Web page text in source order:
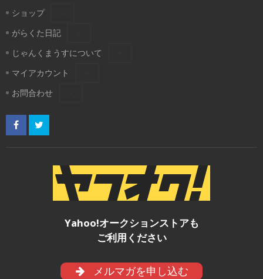
ショップ
がらくた日記
じゃんくまうすについて
マイアカウント
お問合わせ
Yahoo!オークションストアも
ご利用ください
メルマガを申し込む